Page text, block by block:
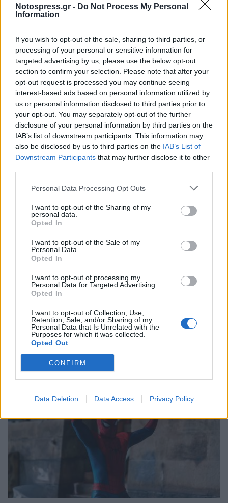
Notospress.gr - Do Not Process My Personal
Information
If you wish to opt-out of the sale, sharing to third parties, or
processing of your personal or sensitive information for
targeted advertising by us, please use the below opt-out
section to confirm your selection. Please note that after your
opt-out request is processed you may continue seeing
interest-based ads based on personal information utilized by
us or personal information disclosed to third parties prior to
your opt-out. You may separately opt-out of the further
disclosure of your personal information by third parties on the
IAB’s list of downstream participants. This information may
also be disclosed by us to third parties on the IAB’s List of
Downstream Participants that may further disclose it to other
Personal Data Processing Opt Outs
I want to opt-out of the Sharing of my
personal data.
Opted In
I want to opt-out of the Sale of my
Personal Data.
Opted In
I want to opt-out of processing my
Personal Data for Targeted Advertising.
Opted In
I want to opt-out of Collection, Use,
Retention, Sale, and/or Sharing of my
Personal Data that Is Unrelated with the
Purposes for which it was collected.
Opted Out
CONFIRM
Data Deletion Data Access Privacy Policy
Κύκλωμα διακινούσε κάνναβη σε Καλαμάτα
και Μεσσήνη – Ο 23χρονος αρχηγός και οι
«τσιλιαδόροι»
09/08/2026 10:54
Σπάρτη: Φυτεία με 40 δενδρύλλια κάνναβης
εντοπίστηκε στον Ταΰγετο – Συνελήφθη
68χρονος